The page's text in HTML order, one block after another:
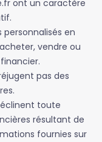
ont un caractère
en
vendre ou
pas des
toute
résultant de
fournies sur